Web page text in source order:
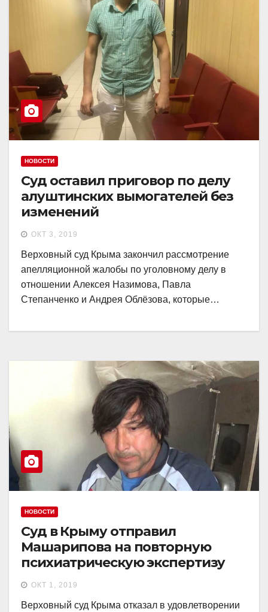
НОВОСТИ
Суд оставил приговор по делу
алуштинских вымогателей без
изменений
ОКТ 3, 2019
Верховный суд Крыма закончил рассмотрение
апелляционной жалобы по уголовному делу в
отношении Алексея Назимова, Павла
Степанченко и Андрея Облёзова, которые…
НОВОСТИ
Суд в Крыму отправил
Машарипова на повторную
психиатрическую экспертизу
ОКТ 1, 2019
Верховный суд Крыма отказал в удовлетворении